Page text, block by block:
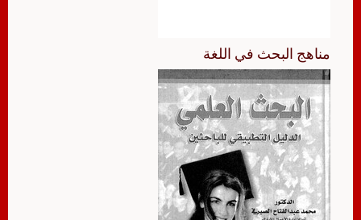
مناهج البحث في اللغة